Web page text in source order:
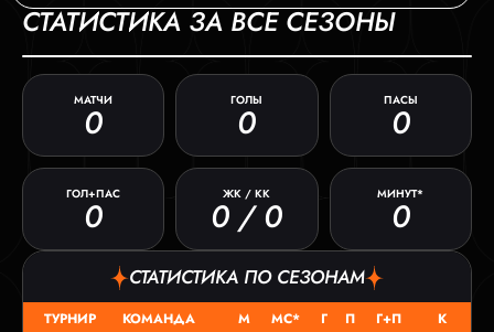
СТАТИСТИКА ЗА ВСЕ СЕЗОНЫ
МАТЧИ
0
ГОЛЫ
0
ПАСЫ
0
ГОЛ+ПАС
0
ЖК / КК
0 / 0
МИНУТ*
0
СТАТИСТИКА ПО СЕЗОНАМ
ТУРНИР КОМАНДА М МС* Г П Г+П
К